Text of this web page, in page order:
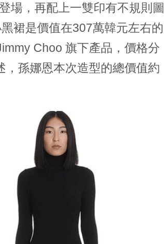
場，再配上一雙印有不規則圖
裙是價值在307萬韓元左右的
Choo 旗下產品，價格分
，孫娜恩本次造型的總價值約